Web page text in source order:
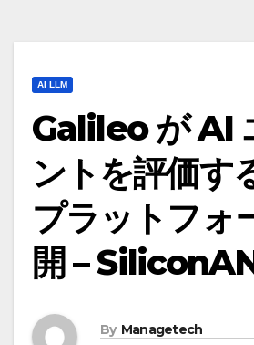
AI LLM
Galileo が AI
ントを評価す
プラットフォ
開 –
By Managetech